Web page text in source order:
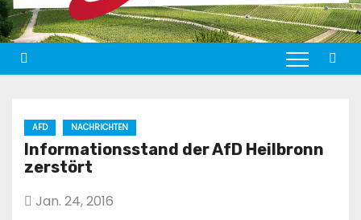
AFD NACHRICHTEN
Informationsstand der AfD Heilbronn
zerstört
Jan. 24, 2016